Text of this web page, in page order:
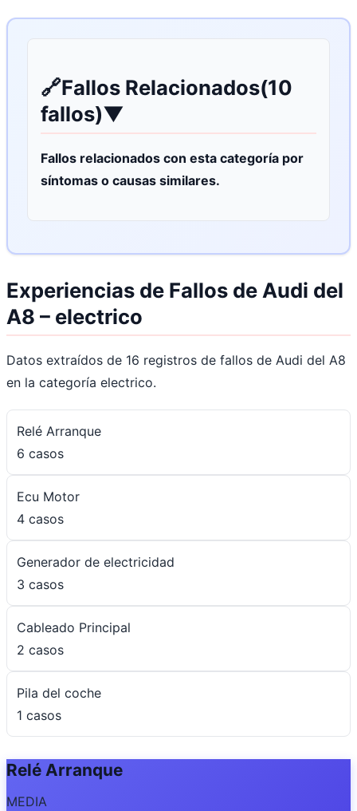
🔗Fallos Relacionados(10
fallos)▼
Fallos relacionados con esta categoría por
síntomas o causas similares.
Experiencias de Fallos de Audi del
A8 – electrico
Datos extraídos de 16 registros de fallos de Audi del A8
en la categoría electrico.
Relé Arranque
6 casos
Ecu Motor
4 casos
Generador de electricidad
3 casos
Cableado Principal
2 casos
Pila del coche
1 casos
Relé Arranque
MEDIA